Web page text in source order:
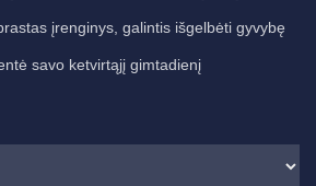
įrenginys, galintis išgelbėti gyvybę
savo ketvirtąjį gimtadienį